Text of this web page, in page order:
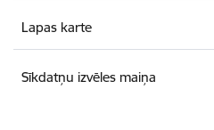
Lapas karte
Sīkdatņu izvēles maiņa